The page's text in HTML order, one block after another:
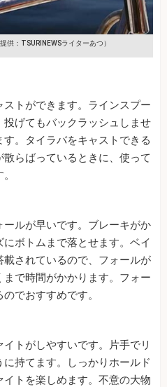
提供：TSURINEWSライターあつ）
トができます。ラインスプー
げてもバックラッシュしませ
。タイラバをキャストできる
らばっているときに、使って
ルが早いです。ブレーキがか
ボトムまで落とせます。ベイ
載されているので、フォールが
で時間がかかります。フォー
でおすすめです。
トがしやすいです。片手でリ
持てます。しっかりホールド
トを楽しめます。不意の大物